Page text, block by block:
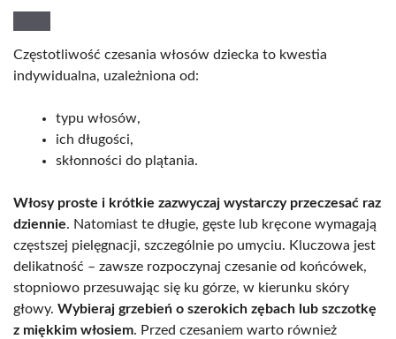
Częstotliwość czesania włosów dziecka to kwestia
indywidualna, uzależniona od:
typu włosów,
ich długości,
skłonności do plątania.
Włosy proste i krótkie zazwyczaj wystarczy przeczesać raz
dziennie. Natomiast te długie, gęste lub kręcone wymagają
częstszej pielęgnacji, szczególnie po umyciu. Kluczowa jest
delikatność – zawsze rozpoczynaj czesanie od końcówek,
stopniowo przesuwając się ku górze, w kierunku skóry
głowy. Wybieraj grzebień o szerokich zębach lub szczotkę
z miękkim włosiem. Przed czesaniem warto również